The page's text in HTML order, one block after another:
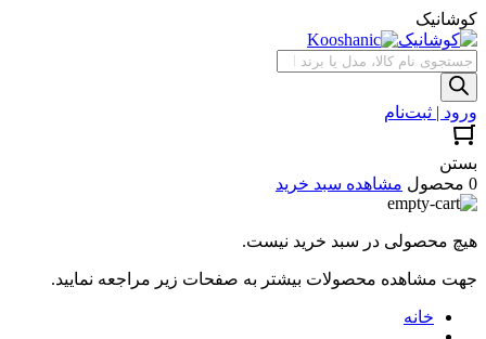
کوشانیک
جستجوی
محصولات
ورود | ثبت‌نام
بستن
0 محصول
مشاهده سبد خرید
هیچ محصولی در سبد خرید نیست.
جهت مشاهده محصولات بیشتر به صفحات زیر مراجعه نمایید.
خانه